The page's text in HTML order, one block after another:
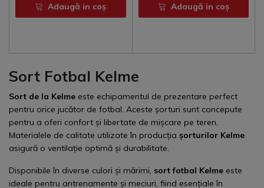
Adaugă in coş Adaugă in coş
Sort Fotbal Kelme
Sort de la Kelme este echipamentul de prezentare perfect
pentru orice jucător de fotbal. Aceste șorturi sunt concepute
pentru a oferi confort și libertate de mișcare pe teren.
Materialele de calitate utilizate în producția șorturilor Kelme
asigură o ventilație optimă și durabilitate.
Disponibile în diverse culori și mărimi, sort fotbal Kelme este
ideale pentru antrenamente și meciuri, fiind esențiale în